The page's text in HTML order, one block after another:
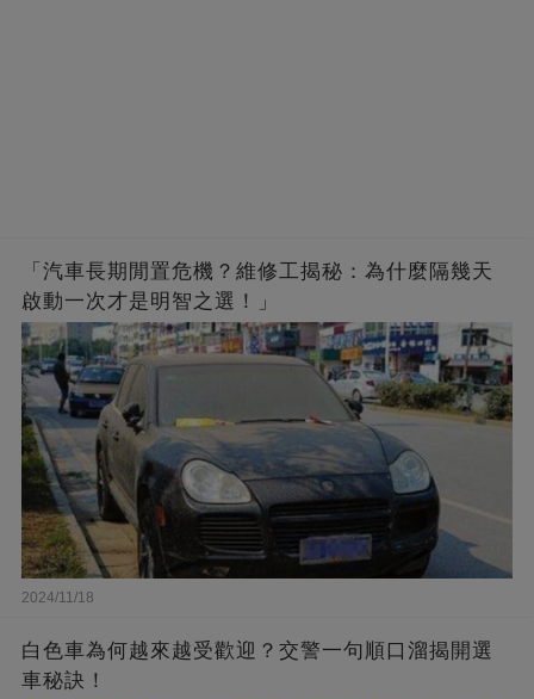
「汽車長期閒置危機？維修工揭秘：為什麼隔幾天
啟動一次才是明智之選！」
2024/11/18
白色車為何越來越受歡迎？交警一句順口溜揭開選
車秘訣！